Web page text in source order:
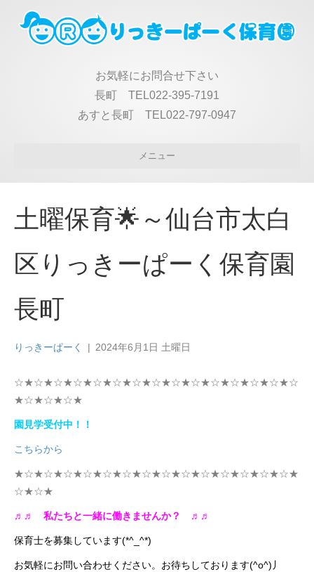
お気軽にお問合せ下さい
長町 TEL022-395-7191
あすと長町 TEL022-797-0947
メニュー
土曜保育🌟～仙台市太白
区りっきーぱーく保育園
長町
りっきーぱーく | 2024年6月1日 土曜日
☆★☆★☆★☆★☆★☆★☆★☆★☆★☆★☆★☆★☆★☆★☆
★☆★☆★☆★
園見学受付中！！
こちらから
★☆★☆★☆★☆★☆★☆★☆★☆★☆★☆★☆★☆★☆★☆★
☆★☆★
♬♬ 私たちと一緒に働きませんか？ ♬♬
保育士を募集しています(*^_^*)
お気軽にお問い合わせください。お待ちしております(^o^)丿